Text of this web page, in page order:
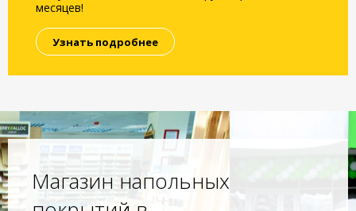
месяцев!
Узнать подробнее
Магазин напольных